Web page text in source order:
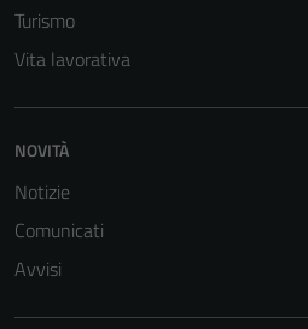
Turismo
Vita lavorativa
NOVITÀ
Notizie
Comunicati
Avvisi